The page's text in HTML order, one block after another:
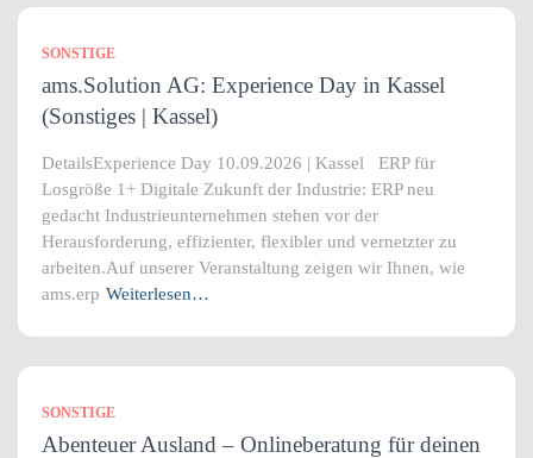
SONSTIGE
ams.Solution AG: Experience Day in Kassel
(Sonstiges | Kassel)
DetailsExperience Day 10.09.2026 | Kassel ERP für
Losgröße 1+ Digitale Zukunft der Industrie: ERP neu
gedacht Industrieunternehmen stehen vor der
Herausforderung, effizienter, flexibler und vernetzter zu
arbeiten.Auf unserer Veranstaltung zeigen wir Ihnen, wie
ams.erp Weiterlesen…
SONSTIGE
Abenteuer Ausland – Onlineberatung für deinen